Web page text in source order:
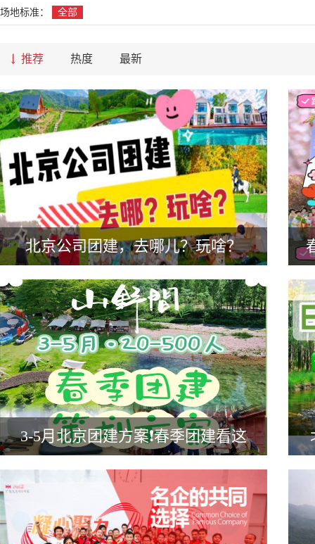
场地标准： 全部
推荐 热度 最新
北京公司团建，去哪儿？玩啥？
3-5月北京团建方案❗春季团建看这
篇就够了